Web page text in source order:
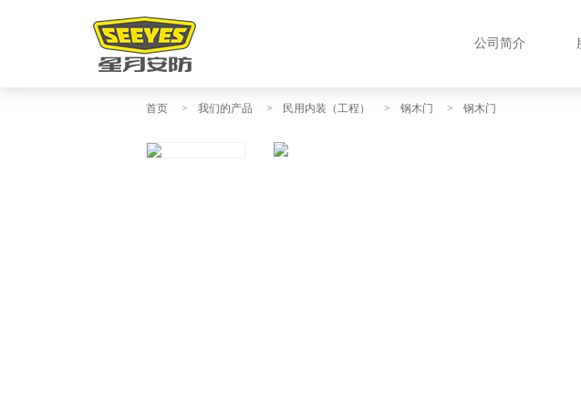
公司简介
首页 > 我们的产品 > 民用内装（工程） > 钢木门 > 钢木门